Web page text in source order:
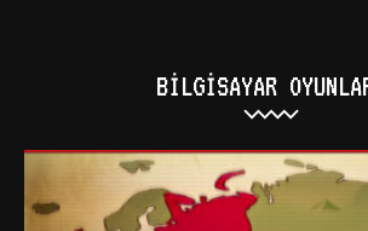
BILGISAYAR